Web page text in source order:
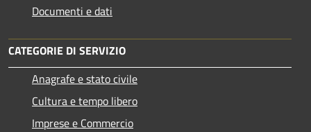
Documenti e dati
CATEGORIE DI SERVIZIO
Anagrafe e stato civile
Cultura e tempo libero
Imprese e Commercio